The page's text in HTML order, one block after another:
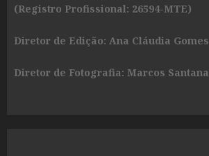
(Registro Profissional: 26594-MTE)
Diretor de Edição: Ana Cláudia Gomes
Diretor de Fotografia: Marcos Santana